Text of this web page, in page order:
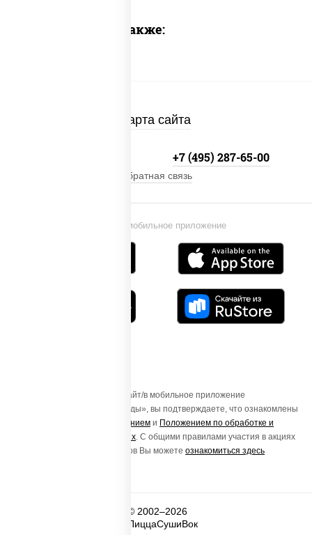
Предлагаем также:
Карта сайта
Установи мобильное приложение
+7 (495) 287-65-00
Обратная связь
Осуществляя вход на этот Сайт/в мобильное приложение
«ПиццаСушиВок - доставка еды», вы подтверждаете, что ознакомлены
Пользовательским соглашением и Положением по обработке и
защите персональных данных. С общими правилами участия в акциях
и порядке получения подарков Вы можете ознакомиться здесь
© 2002–2026
ПиццаСушиВок